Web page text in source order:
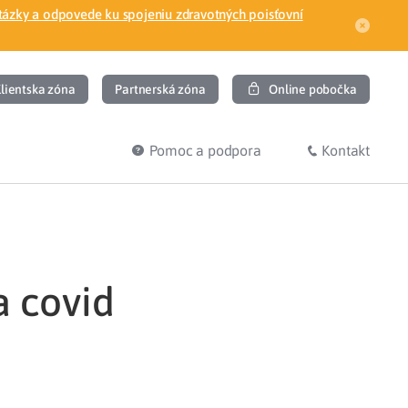
a odpovede ku spojeniu zdravotných poisťovní
zóna Partnerská zóna Online pobočka
Pomoc a podpora Kontakt
covid